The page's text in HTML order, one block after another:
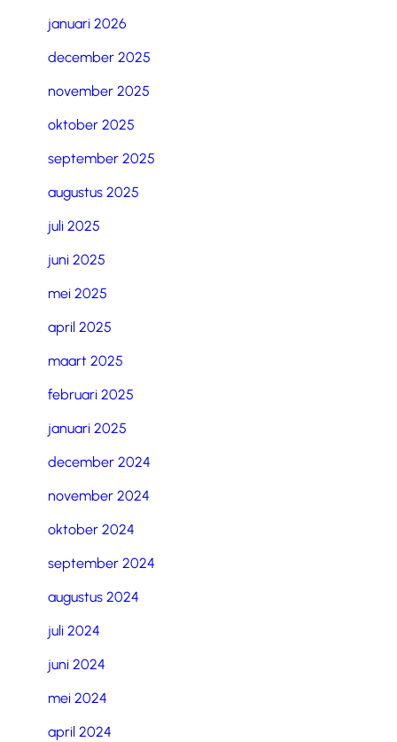
januari 2026
december 2025
november 2025
oktober 2025
september 2025
augustus 2025
juli 2025
juni 2025
mei 2025
april 2025
maart 2025
februari 2025
januari 2025
december 2024
november 2024
oktober 2024
september 2024
augustus 2024
juli 2024
juni 2024
mei 2024
april 2024